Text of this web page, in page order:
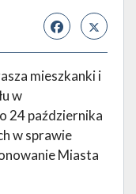
mieszkanki i
w
24 października
w sprawie
Miasta